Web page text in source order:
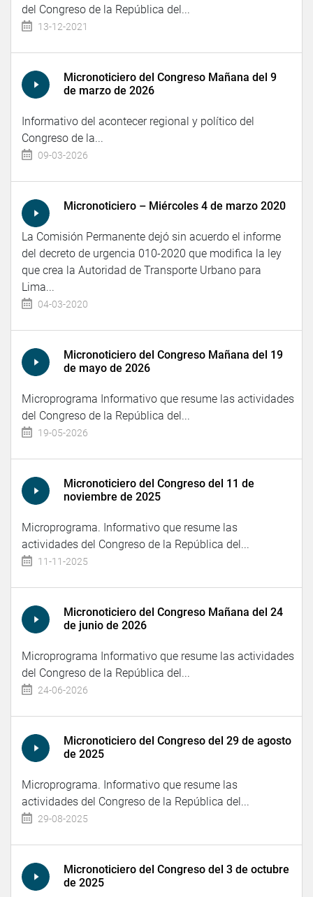
del Congreso de la República del...
13-12-2021
Micronoticiero del Congreso Mañana del 9
de marzo de 2026
Informativo del acontecer regional y político del
Congreso de la...
09-03-2026
Micronoticiero – Miércoles 4 de marzo 2020
La Comisión Permanente dejó sin acuerdo el informe
del decreto de urgencia 010-2020 que modifica la ley
que crea la Autoridad de Transporte Urbano para
Lima...
04-03-2020
Micronoticiero del Congreso Mañana del 19
de mayo de 2026
Microprograma Informativo que resume las actividades
del Congreso de la República del...
19-05-2026
Micronoticiero del Congreso del 11 de
noviembre de 2025
Microprograma. Informativo que resume las
actividades del Congreso de la República del...
11-11-2025
Micronoticiero del Congreso Mañana del 24
de junio de 2026
Microprograma Informativo que resume las actividades
del Congreso de la República del...
24-06-2026
Micronoticiero del Congreso del 29 de agosto
de 2025
Microprograma. Informativo que resume las
actividades del Congreso de la República del...
29-08-2025
Micronoticiero del Congreso del 3 de octubre
de 2025